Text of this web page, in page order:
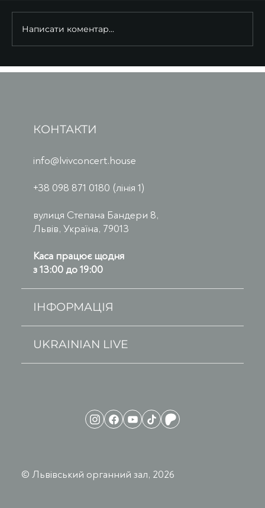
Написати коментар...
© Львівський органний зал, 2026
КОНТАКТИ
info@lvivconcert.house
+38 098 871 0180 (лінія 1)
вулиця Степана Бандери 8,
Львів, Україна, 79013
Каса працює щодня
з 13:00 до 19:00
ІНФОРМАЦІЯ
UKRAINIAN LIVE